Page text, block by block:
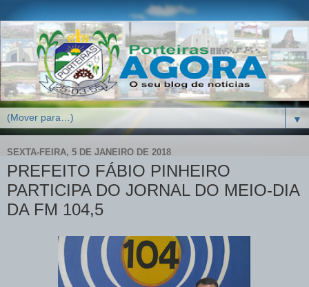
▼
SEXTA-FEIRA, 5 DE JANEIRO DE 2018
PREFEITO FÁBIO PINHEIRO
PARTICIPA DO JORNAL DO MEIO-DIA
DA FM 104,5